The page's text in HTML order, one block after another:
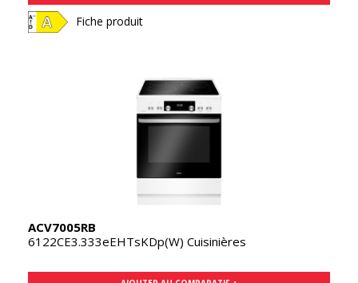
Fiche produit
ACV7005RB
6122CE3.333eEHTsKDp(W) Cuisinières